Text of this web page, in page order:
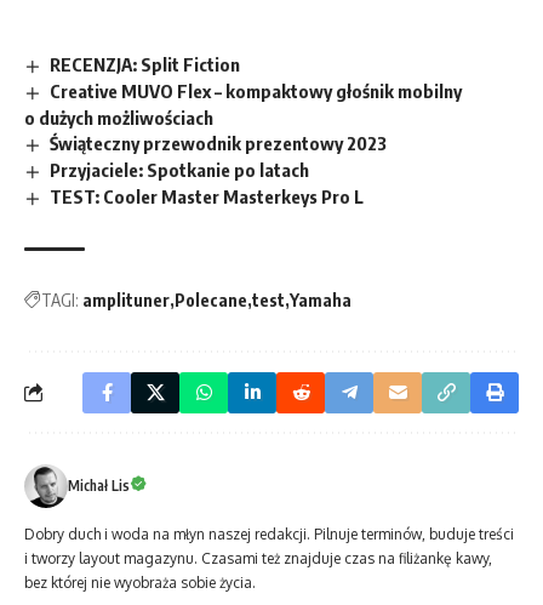
RECENZJA: Split Fiction
Creative MUVO Flex – kompaktowy głośnik mobilny
o dużych możliwościach
Świąteczny przewodnik prezentowy 2023
Przyjaciele: Spotkanie po latach
TEST: Cooler Master Masterkeys Pro L
TAGI: amplituner Polecane test Yamaha
Michał Lis
Dobry duch i woda na młyn naszej redakcji. Pilnuje terminów, buduje treści
i tworzy layout magazynu. Czasami też znajduje czas na filiżankę kawy,
bez której nie wyobraża sobie życia.